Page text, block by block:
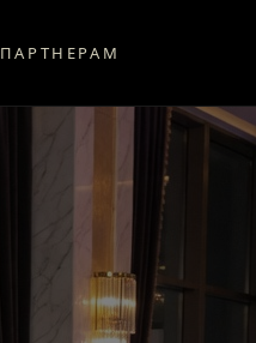
ПАРТНЕРАМ